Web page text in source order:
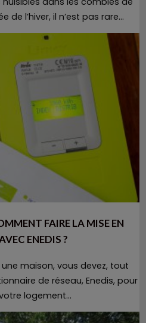
de l’hiver, il n’est pas rare...
FAIRE LA MISE EN
ENEDIS ?
maison, vous devez, tout
de réseau, Enedis, pour
logement...